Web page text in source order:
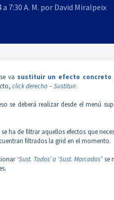
7:30 A. M. por David Miralpeix
va sustituir un efecto concreto
click derecho – Sustituir.
se deberá realizar desde el menú
ha de filtrar aquellos efectos que
filtrados la grid en el momento.
‘Sust. Todos’ o ‘Sust. Marcados’